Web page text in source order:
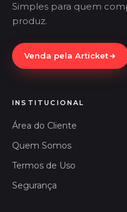
Simples para quem
produz.
Venda pela Articket
INSTITUCIONAL
Área do Cliente
Quem Somos
Termos de Uso
Segurança